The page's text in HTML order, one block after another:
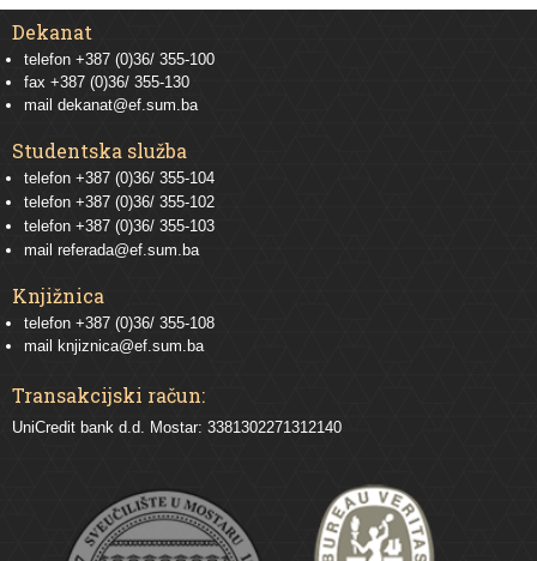
Dekanat
telefon +387 (0)36/ 355-100
fax +387 (0)36/ 355-130
mail dekanat@ef.sum.ba
Studentska služba
telefon +387 (0)36/ 355-104
telefon +387 (0)36/ 355-102
telefon +387 (0)36/ 355-103
mail referada@ef.sum.ba
Knjižnica
telefon +387 (0)36/ 355-108
mail knjiznica@ef.sum.ba
Transakcijski račun:
UniCredit bank d.d. Mostar: 3381302271312140